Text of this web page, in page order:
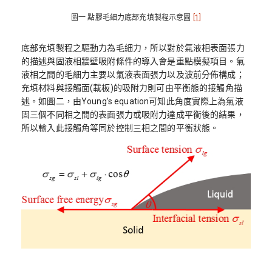
圖一 點膠毛細力底部充填製程示意圖 [1]
底部充填製程之驅動力為毛細力，所以對於氣液相表面張力
的描述與固液相牆壁吸附條件的導入會是重點模擬項目。氣
液相之間的毛細力主要以氣液表面張力以及波前分佈構成；
充填材料與接觸面(載板)的吸附力則可由平衡態的接觸角描
述。如圖二，由Young’s equation可知此角度實際上為氣液
固三個不同相之間的表面張力或吸附力達成平衡後的結果，
所以輸入此接觸角等同於控制三相之間的平衡狀態。